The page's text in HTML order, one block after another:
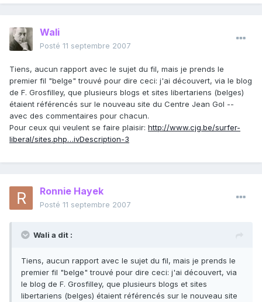
Wali
Posté 11 septembre 2007
Tiens, aucun rapport avec le sujet du fil, mais je prends le
premier fil "belge" trouvé pour dire ceci: j'ai découvert, via le blog
de F. Grosfilley, que plusieurs blogs et sites libertariens (belges)
étaient référencés sur le nouveau site du Centre Jean Gol --
avec des commentaires pour chacun.
Pour ceux qui veulent se faire plaisir: http://www.cjg.be/surfer-
liberal/sites.php…ivDescription-3
Ronnie Hayek
Posté 11 septembre 2007
Wali a dit :
Tiens, aucun rapport avec le sujet du fil, mais je prends le
premier fil "belge" trouvé pour dire ceci: j'ai découvert, via
le blog de F. Grosfilley, que plusieurs blogs et sites
libertariens (belges) étaient référencés sur le nouveau site